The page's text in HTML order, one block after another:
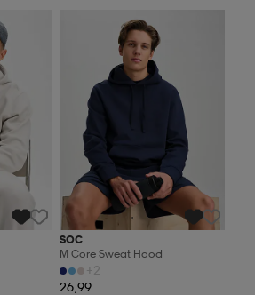
Valitse 2, maksa 44,99€
SOC
M Core Sweat Hood
+2
26,99